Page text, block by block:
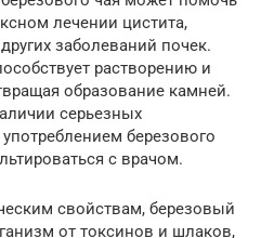
лечении цистита,
заболеваний почек.
растворению и
образование камней.
серьезных
березового
с врачом.
свойствам, березовый
от токсинов и шлаков,